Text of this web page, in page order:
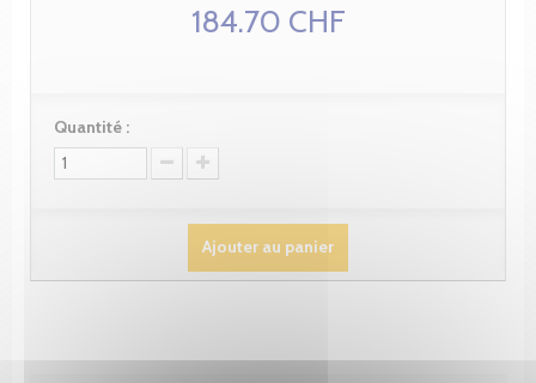
184.70 CHF
Quantité :
Ajouter au panier